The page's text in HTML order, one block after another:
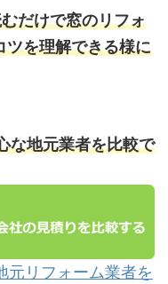
だけで窓のリフォ
ツを理解できる様に
な地元業者を比較で
元リフォーム業者を